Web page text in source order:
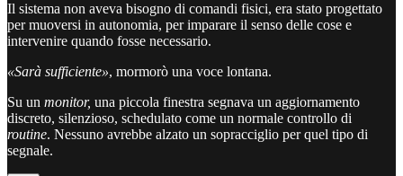
Il sistema non aveva bisogno di comandi fisici, era stato progettato
per muoversi in autonomia, per imparare il senso delle cose e
intervenire quando fosse necessario.
«Sarà sufficiente», mormorò una voce lontana.
Su un monitor, una piccola finestra segnava un aggiornamento
discreto, silenzioso, schedulato come un normale controllo di
routine. Nessuno avrebbe alzato un sopracciglio per quel tipo di
segnale.